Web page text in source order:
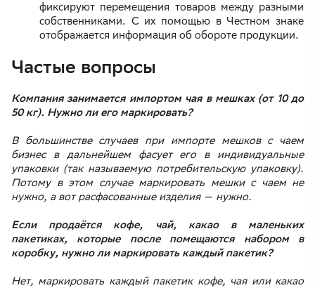
фиксируют перемещения товаров между разными
собственниками. С их помощью в Честном знаке
отображается информация об обороте продукции.
Частые вопросы
Компания занимается импортом чая в мешках (от 10 до
50 кг). Нужно ли его маркировать?
В большинстве случаев при импорте мешков с чаем
бизнес в дальнейшем фасует его в индивидуальные
упаковки (так называемую потребительскую упаковку).
Потому в этом случае маркировать мешки с чаем не
нужно, а вот расфасованные изделия — нужно.
Если продаётся кофе, чай, какао в маленьких
пакетиках, которые после помещаются набором в
коробку, нужно ли маркировать каждый пакетик?
Нет, маркировать каждый пакетик кофе, чая или какао